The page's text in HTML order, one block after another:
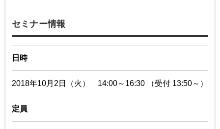
セミナー情報
日時
2018年10月2日（火） 14:00～16:30 （受付 13:50～）
定員